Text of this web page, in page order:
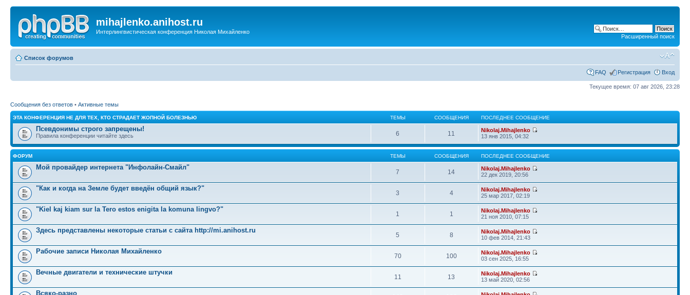
mihajlenko.anihost.ru
Интерлингвистическая конференция Николая Михайленко
Расширенный поиск
Список форумов
FAQ Регистрация Вход
Текущее время: 07 авг 2026, 23:28
Сообщения без ответов • Активные темы
ЭТА КОНФЕРЕНЦИЯ НЕ ДЛЯ ТЕХ, КТО СТРАДАЕТ ЖОПНОЙ БОЛЕЗНЬЮ ТЕМЫ СООБЩЕНИЯ ПОСЛЕДНЕЕ СООБЩЕНИЕ
Псевдонимы строго запрещены!
Правила конференции читайте здесь 6 11
Nikolaj.Mihajlenko
13 янв 2015, 04:32
ФОРУМ ТЕМЫ СООБЩЕНИЯ ПОСЛЕДНЕЕ СООБЩЕНИЕ
Мой провайдер интернета "Инфолайн-Смайл"
7 14
Nikolaj.Mihajlenko
22 дек 2019, 20:56
"Как и когда на Земле будет введён общий язык?"
3 4
Nikolaj.Mihajlenko
25 мар 2017, 02:19
"Kiel kaj kiam sur la Tero estos enigita la komuna lingvo?"
1 1
Nikolaj.Mihajlenko
21 ноя 2010, 07:15
Здесь представлены некоторые статьи с сайта http://mi.anihost.ru
5 8
Nikolaj.Mihajlenko
10 фев 2014, 21:43
Рабочие записи Николая Михайленко
70 100
Nikolaj.Mihajlenko
03 сен 2025, 16:55
Вечные двигатели и технические штучки
11 13
Nikolaj.Mihajlenko
13 май 2020, 02:56
Всяко-разно